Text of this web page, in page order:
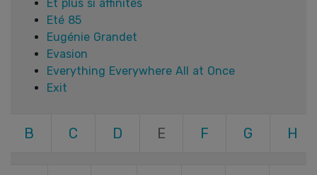
Et plus si affinités
Eté 85
Eugénie Grandet
Evasion
Everything Everywhere All at Once
Exit
B C D E F G H